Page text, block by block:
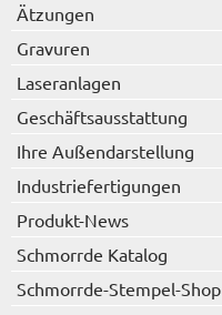
Ätzungen
Gravuren
Laseranlagen
Geschäftsausstattung
Ihre Außendarstellung
Industriefertigungen
Produkt-News
Schmorrde Katalog
Schmorrde-Stempel-Shop